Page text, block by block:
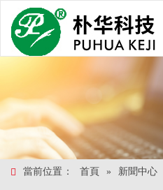
當前位置： 首頁 » 新聞中心